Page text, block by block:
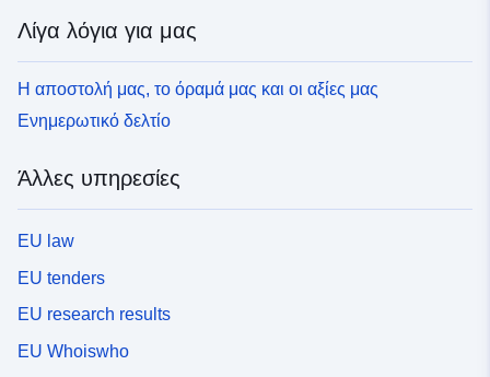
Λίγα λόγια για μας
Η αποστολή μας, το όραμά μας και οι αξίες μας
Ενημερωτικό δελτίο
Άλλες υπηρεσίες
EU law
EU tenders
EU research results
EU Whoiswho